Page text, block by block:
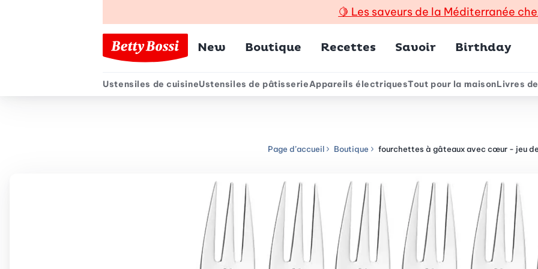
🍋 Les saveurs de la Méditerranée
Menu principal
New Boutique Recettes Savoir Birthday
Menu secondaire
Ustensiles de cuisineUstensiles de pâtisserieAppareils électriquesTout pour la maisonLivres
Page d’accueil Boutique fourchettes à gâteaux avec cœur - jeu